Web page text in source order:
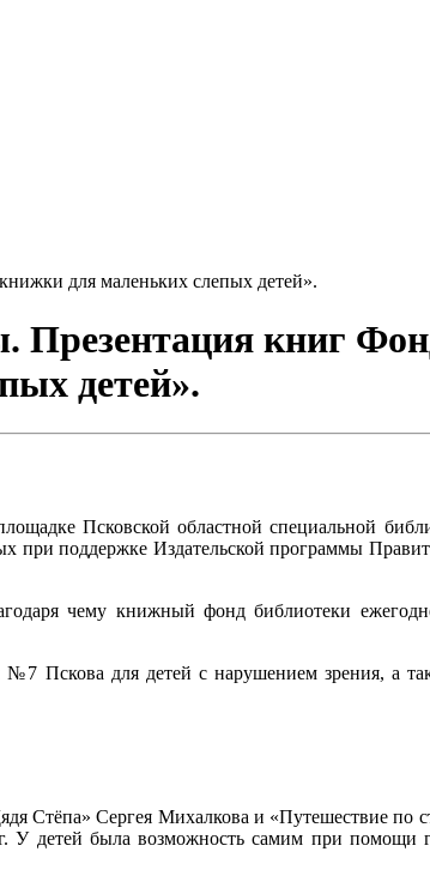
для маленьких слепых детей».
Презентация книг
детей».
Псковской областной специальной
поддержке Издательской программы
чему книжный фонд библиотеки
Пскова для детей с нарушением зрения, а
Стёпа» Сергея Михалкова и «Путешествие по
У детей была возможность самим при помощи